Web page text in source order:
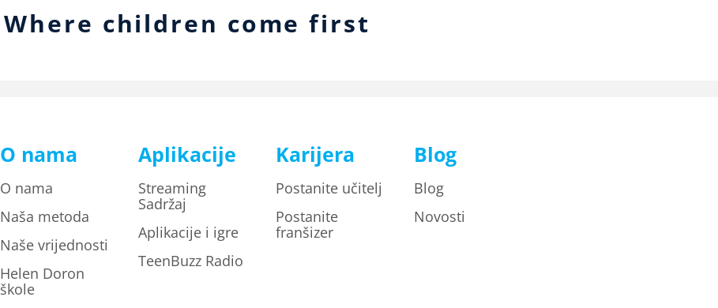
Where children come first
O nama
O nama
Naša metoda
Naše vrijednosti
Helen Doron
škole
Aplikacije
Streaming
Sadržaj
Aplikacije i igre
TeenBuzz Radio
Karijera
Postanite učitelj
Postanite
franšizer
Blog
Blog
Novosti